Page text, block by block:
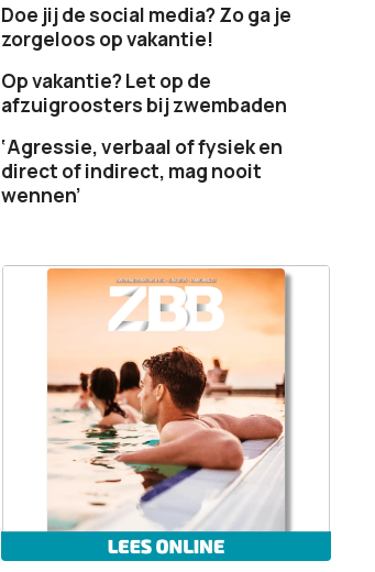
Doe jij de social media? Zo ga je
zorgeloos op vakantie!
Op vakantie? Let op de
afzuigroosters bij zwembaden
‘Agressie, verbaal of fysiek en
direct of indirect, mag nooit
wennen’